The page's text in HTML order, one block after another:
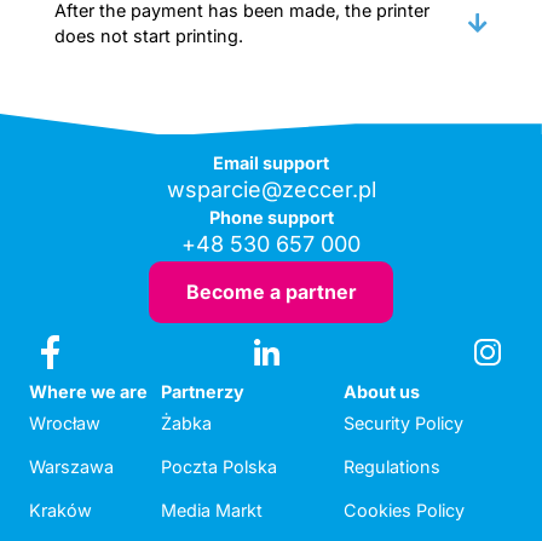
After the payment has been made, the printer
does not start printing.
Email support
wsparcie@zeccer.pl
Phone support
+48 530 657 000
Become a partner
Where we are
Wrocław
Warszawa
Kraków
Partnerzy
Żabka
Poczta Polska
Media Markt
About us
Security Policy
Regulations
Cookies Policy